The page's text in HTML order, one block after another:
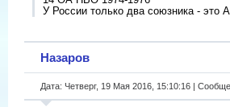
У России только два союзника - это
Назаров
Дата: Четверг, 19 Мая 2016, 15:10:16 |